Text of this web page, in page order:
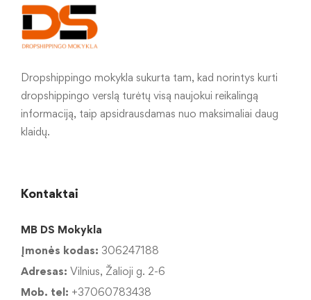
Dropshippingo mokykla sukurta tam, kad norintys kurti
dropshippingo verslą turėtų visą naujokui reikalingą
informaciją, taip apsidrausdamas nuo maksimaliai daug
klaidų.
Kontaktai
MB DS Mokykla
Įmonės kodas: 306247188
Adresas: Vilnius, Žalioji g. 2-6
Mob. tel: +37060783438